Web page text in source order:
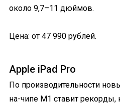
около 9,7–11 дюймов.
Цена: от 47 990 рублей.
Apple iPad Pro
По производительности
на-чипе M1 ставит рекорды,